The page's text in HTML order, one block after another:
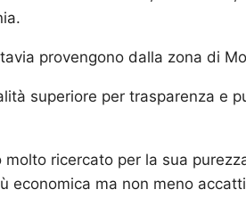
provengono dalla zona di
superiore per trasparenza e
ricercato per la sua
economica ma non meno